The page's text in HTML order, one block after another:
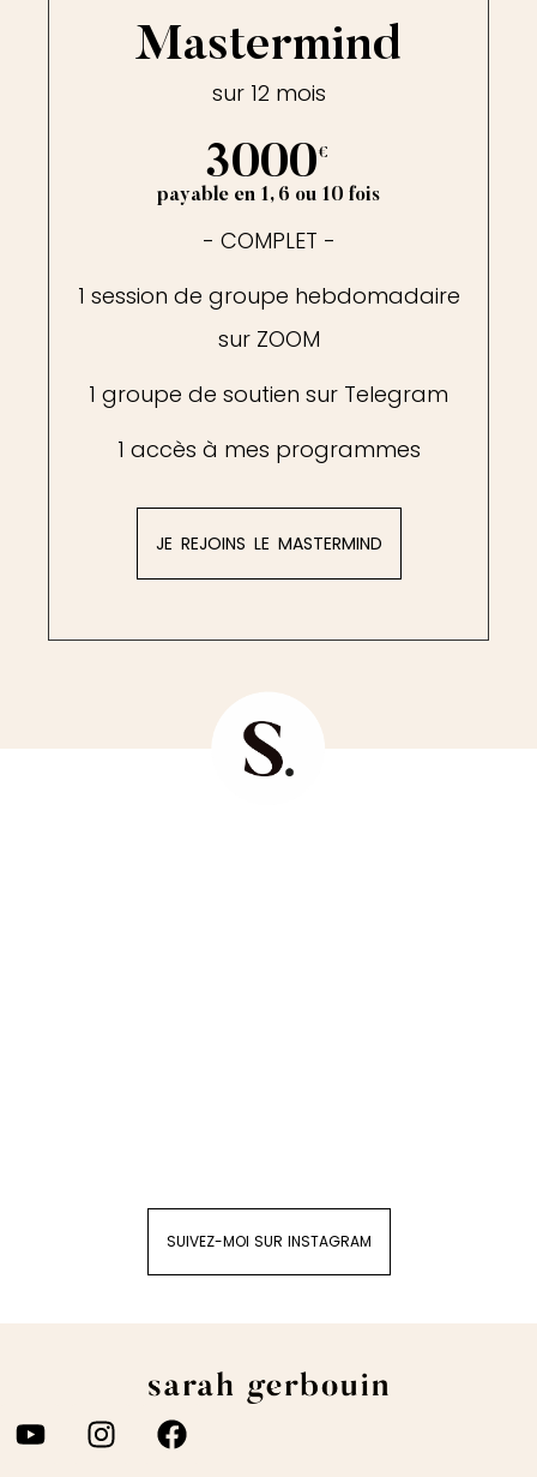
Mastermind
sur 12 mois
3000€
payable en 1, 6 ou 10 fois
- COMPLET -
1 session de groupe hebdomadaire
sur ZOOM
1 groupe de soutien sur Telegram
1 accès à mes programmes
JE REJOINS LE MASTERMIND
SUIVEZ-MOI SUR INSTAGRAM